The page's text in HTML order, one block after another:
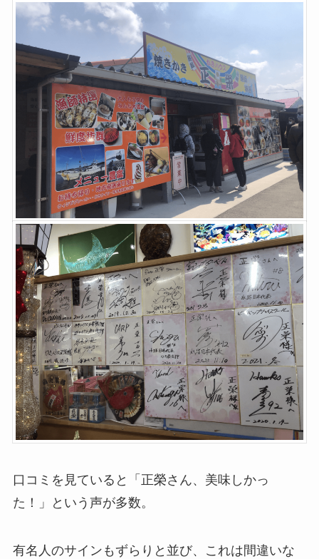
口コミを見ていると「正榮さん、美味しかっ
た！」という声が多数。
有名人のサインもずらりと並び、これは間違いな